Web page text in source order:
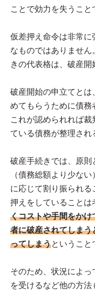
ことで効力を失うこと
仮差押え命令は非常に
なものではありませ
きの代表格は、破産開
破産開始の申立てと
めてもらうために債務
これが認められれば
ている債務が整理され
破産手続きでは、原則
（債務総額より少な
に応じて割り振られ
押えをしていることは
くコストや手間をか
者に破産されてしま
ってしまうということ
そのため、状況によ
を受けるなど他の方法